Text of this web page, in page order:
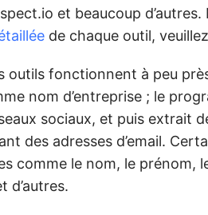
et beaucoup
de chaque outil,
outils fonctionnent à peu
nom d’entreprise ; le
sociaux, et puis extrait
des adresses d’email.
comme le nom, le prénom,
d’autres.